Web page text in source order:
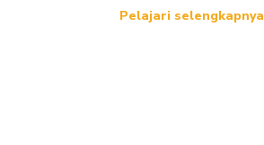
Pelajari selengkapnya